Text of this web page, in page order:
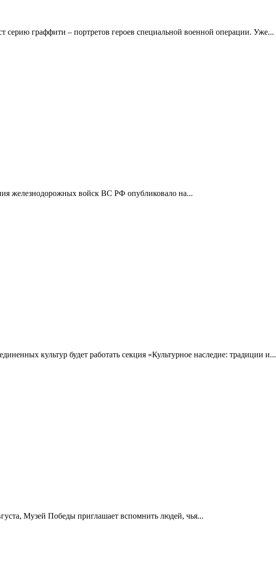
серию граффити – портретов героев специальной военной операции. Уже...
железнодорожных войск ВС РФ опубликовало на...
культур будет работать секция «Культурное наследие: традиции и...
Музей Победы приглашает вспомнить людей, чья...